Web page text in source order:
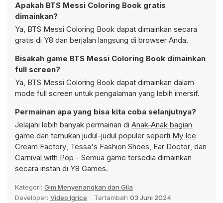
Apakah BTS Messi Coloring Book gratis
dimainkan?
Ya, BTS Messi Coloring Book dapat dimainkan secara
gratis di Y8 dan berjalan langsung di browser Anda.
Bisakah game BTS Messi Coloring Book dimainkan
full screen?
Ya, BTS Messi Coloring Book dapat dimainkan dalam
mode full screen untuk pengalaman yang lebih imersif.
Permainan apa yang bisa kita coba selanjutnya?
Jelajahi lebih banyak permainan di Anak-Anak bagian
game dan temukan judul-judul populer seperti My Ice
Cream Factory, Tessa's Fashion Shoes, Ear Doctor, dan
Carnival with Pop - Semua game tersedia dimainkan
secara instan di Y8 Games.
Kategori: Gim Menyenangkan dan Gila
Developer: Video Igrice Tertambah 03 Juni 2024